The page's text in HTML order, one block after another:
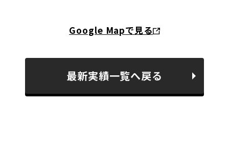
Google Mapで見る
最新実績一覧へ戻る